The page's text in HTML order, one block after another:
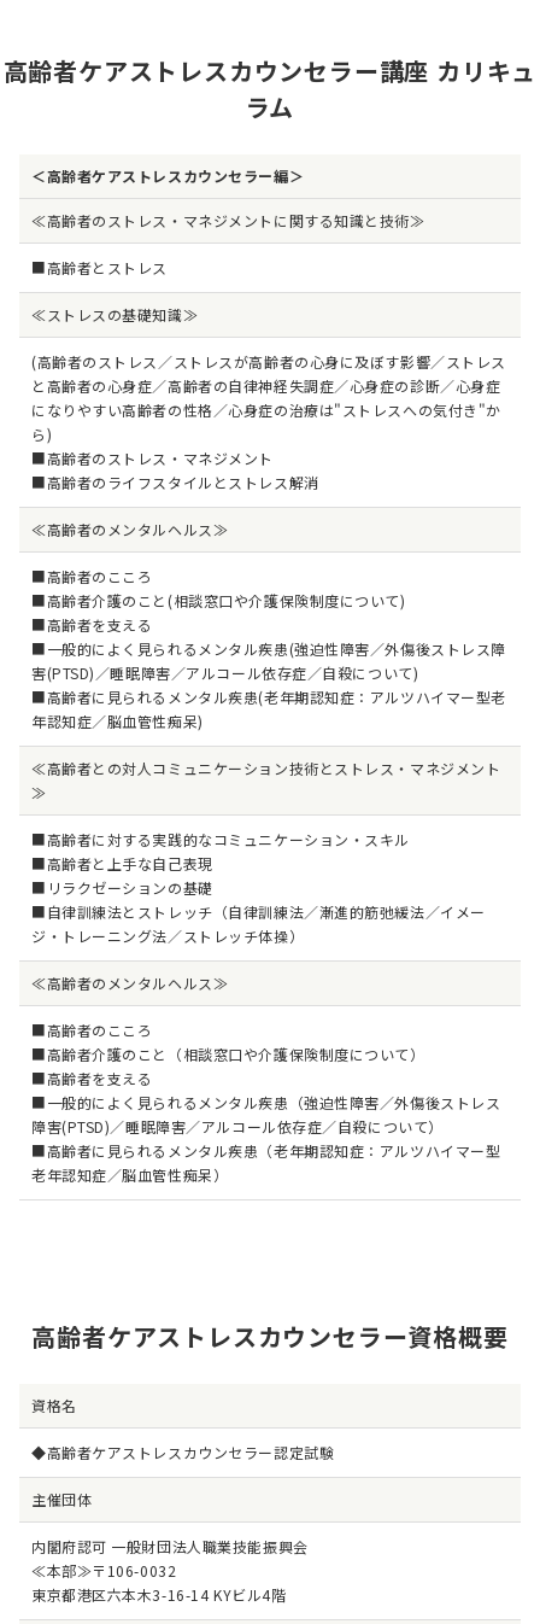
高齢者ケアストレスカウンセラー講座 カリキュ
ラム
＜高齢者ケアストレスカウンセラー編＞
≪高齢者のストレス・マネジメントに関する知識と技術≫
■高齢者とストレス
≪ストレスの基礎知識≫
(高齢者のストレス／ストレスが高齢者の心身に及ぼす影響／ストレス
と高齢者の心身症／高齢者の自律神経失調症／心身症の診断／心身症
になりやすい高齢者の性格／心身症の治療は"ストレスへの気付き"か
ら)
■高齢者のストレス・マネジメント
■高齢者のライフスタイルとストレス解消
≪高齢者のメンタルヘルス≫
■高齢者のこころ
■高齢者介護のこと(相談窓口や介護保険制度について)
■高齢者を支える
■一般的によく見られるメンタル疾患(強迫性障害／外傷後ストレス障
害(PTSD)／睡眠障害／アルコール依存症／自殺について)
■高齢者に見られるメンタル疾患(老年期認知症：アルツハイマー型老
年認知症／脳血管性痴呆)
≪高齢者との対人コミュニケーション技術とストレス・マネジメント
≫
■高齢者に対する実践的なコミュニケーション・スキル
■高齢者と上手な自己表現
■リラクゼーションの基礎
■自律訓練法とストレッチ（自律訓練法／漸進的筋弛緩法／イメー
ジ・トレーニング法／ストレッチ体操）
≪高齢者のメンタルヘルス≫
■高齢者のこころ
■高齢者介護のこと（相談窓口や介護保険制度について）
■高齢者を支える
■一般的によく見られるメンタル疾患（強迫性障害／外傷後ストレス
障害(PTSD)／睡眠障害／アルコール依存症／自殺について）
■高齢者に見られるメンタル疾患（老年期認知症：アルツハイマー型
老年認知症／脳血管性痴呆）
高齢者ケアストレスカウンセラー資格概要
資格名
◆高齢者ケアストレスカウンセラー認定試験
主催団体
内閣府認可 一般財団法人職業技能振興会
≪本部≫〒106-0032
東京都港区六本木3-16-14 KYビル4階